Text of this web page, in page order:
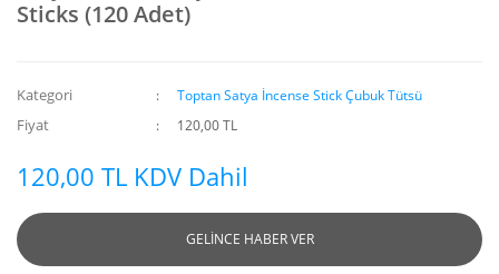
Sticks (120 Adet)
Kategori Toptan Satya İncense Stick Çubuk Tütsü
Fiyat 120,00 TL
120,00 TL KDV Dahil
GELİNCE HABER VER